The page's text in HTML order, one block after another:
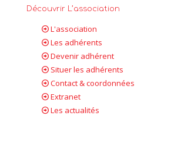
Découvrir L’association
L'association
Les adhérents
Devenir adhérent
Situer les adhérents
Contact & coordonnées
Extranet
Les actualités